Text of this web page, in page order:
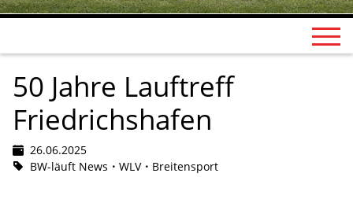
50 Jahre Lauftreff
Friedrichshafen
26.06.2025
BW-läuft News
WLV Breitensport